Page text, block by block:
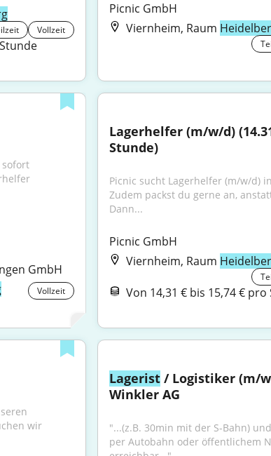
Vollzeit
Picnic GmbH
Viernheim, Raum
sofort
GmbH
Vollzeit
Lagerhelfer (m/w/d)
Stunde)
Picnic sucht Lagerhelfer (m/w/d)
Zudem packst du gerne an,
Dann...
Picnic GmbH
Viernheim, Raum
Von 14,31 € bis 15,74 € pro
wir
Lagerist / Logistiker (m/
Winkler AG
"...(z.B. 30min mit der S-Bahn) und
per Autobahn oder öffentlichem